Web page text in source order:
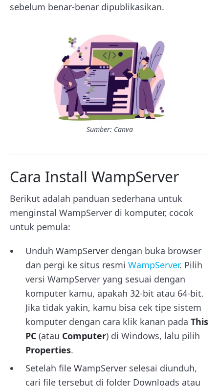
sebelum benar-benar dipublikasikan.
Sumber: Canva
Cara Install WampServer
Berikut adalah panduan sederhana untuk
menginstal WampServer di komputer, cocok
untuk pemula:
Unduh WampServer dengan buka browser
dan pergi ke situs resmi WampServer. Pilih
versi WampServer yang sesuai dengan
komputer kamu, apakah 32-bit atau 64-bit.
Jika tidak yakin, kamu bisa cek tipe sistem
komputer dengan cara klik kanan pada This
PC (atau Computer) di Windows, lalu pilih
Properties.
Setelah file WampServer selesai diunduh,
cari file tersebut di folder Downloads atau